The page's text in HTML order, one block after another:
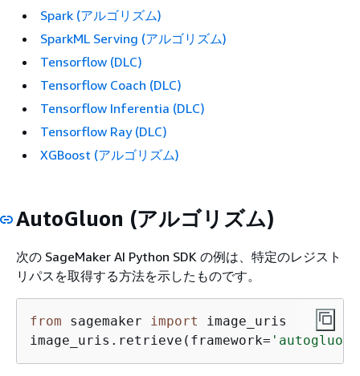
Spark (アルゴリズム)
SparkML Serving (アルゴリズム)
Tensorflow (DLC)
Tensorflow Coach (DLC)
Tensorflow Inferentia (DLC)
Tensorflow Ray (DLC)
XGBoost (アルゴリズム)
AutoGluon (アルゴリズム)
次の SageMaker AI Python SDK の例は、特定のレジスト
リパスを取得する方法を示したものです。
from sagemaker import
image_uris
image_uris.retrieve(framework= 'autogluon'